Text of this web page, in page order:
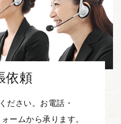
依頼
ださい。お電話・
ームから承ります。